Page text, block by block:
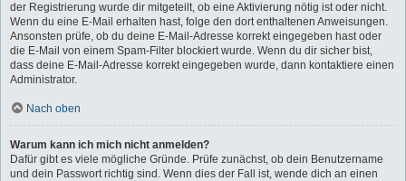
der Registrierung wurde dir mitgeteilt, ob eine Aktivierung nötig ist oder nicht.
Wenn du eine E-Mail erhalten hast, folge den dort enthaltenen Anweisungen.
Ansonsten prüfe, ob du deine E-Mail-Adresse korrekt eingegeben hast oder
die E-Mail von einem Spam-Filter blockiert wurde. Wenn du dir sicher bist,
dass deine E-Mail-Adresse korrekt eingegeben wurde, dann kontaktiere einen
Administrator.
Nach oben
Warum kann ich mich nicht anmelden?
Dafür gibt es viele mögliche Gründe. Prüfe zunächst, ob dein Benutzername
und dein Passwort richtig sind. Wenn dies der Fall ist, wende dich an einen